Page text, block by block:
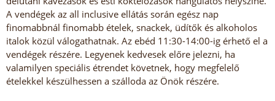
A vendégek az all inclusive ellátás során egész nap
finomabbnál finomabb ételek, snackek, üdítők és alkoholos
italok közül válogathatnak. Az ebéd 11:30-14:00-ig érhető el a
vendégek részére. Legyenek kedvesek előre jelezni, ha
valamilyen speciális étrendet követnek, hogy megfelelő
ételekkel készülhessen a szálloda az Önök részére.